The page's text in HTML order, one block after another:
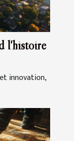
l'histoire
innovation,